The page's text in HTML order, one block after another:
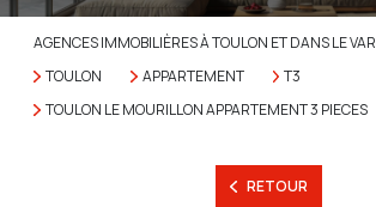
AGENCES IMMOBILIÈRES À TOULON ET DANS LE VAR
TOULON
APPARTEMENT
T3
TOULON LE MOURILLON APPARTEMENT 3 PIECES
RETOUR